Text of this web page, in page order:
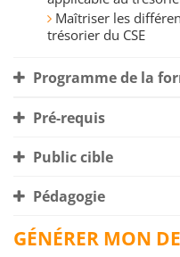
Maîtriser les
trésorier du CSE
Programme de la
Pré-requis
Public cible
Pédagogie
GÉNÉRER MON